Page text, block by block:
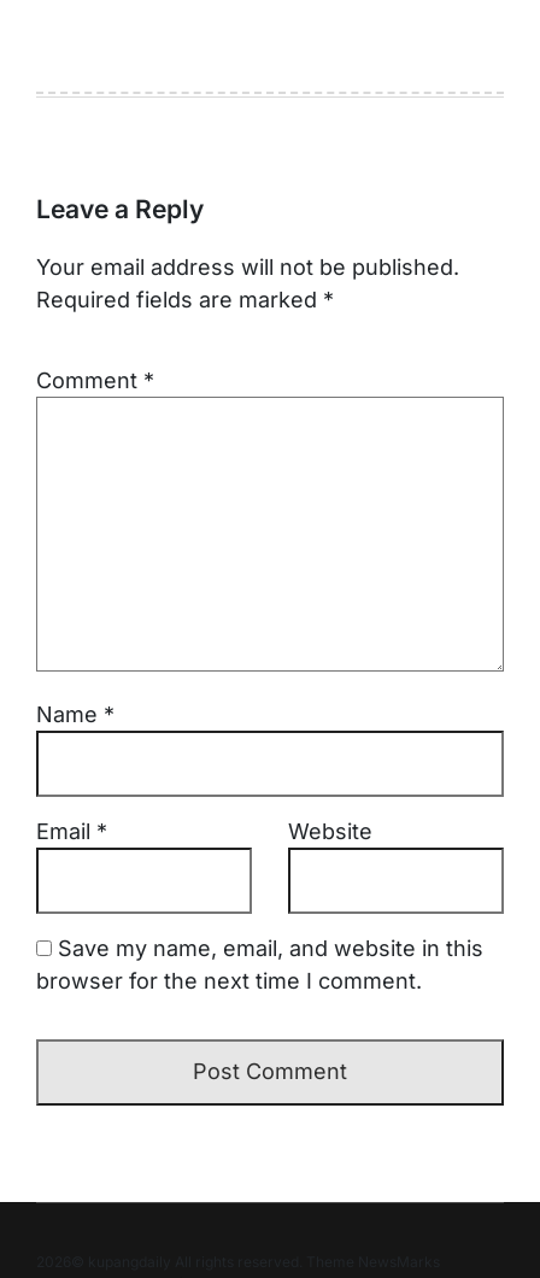
Leave a Reply
Your email address will not be published.
Required fields are marked *
Comment *
Name *
Email * Website
Save my name, email, and website in this
browser for the next time I comment.